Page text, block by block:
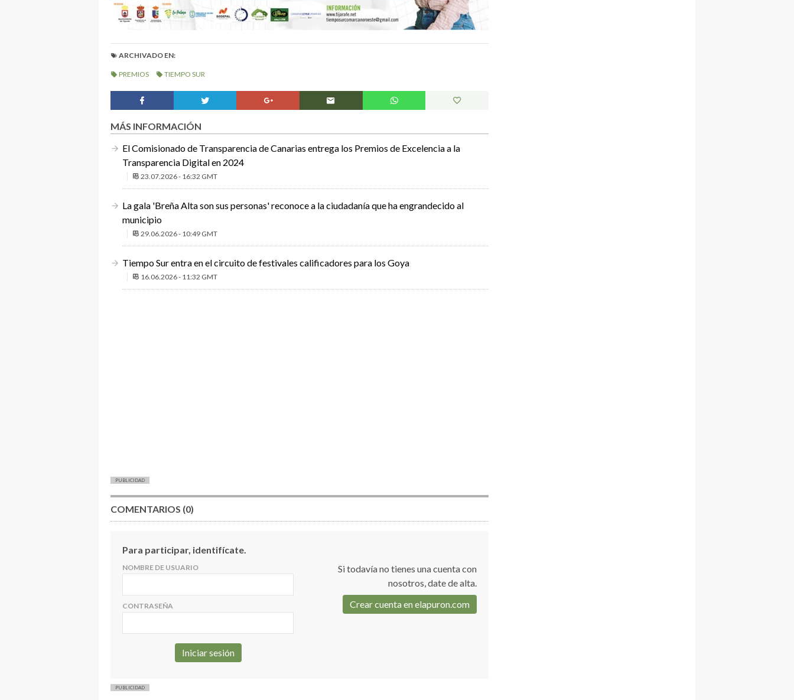
ARCHIVADO EN:
PREMIOS TIEMPO SUR
MÁS INFORMACIÓN
El Comisionado de Transparencia de Canarias entrega los Premios de Excelencia a la
Transparencia Digital en 2024
23.07.2026 - 16:32 GMT
La gala 'Breña Alta son sus personas' reconoce a la ciudadanía que ha engrandecido al
municipio
29.06.2026 - 10:49 GMT
Tiempo Sur entra en el circuito de festivales calificadores para los Goya
16.06.2026 - 11:32 GMT
PUBLICIDAD
COMENTARIOS (0)
Para participar, identifícate.
NOMBRE DE USUARIO
CONTRASEÑA
Si todavía no tienes una cuenta con
nosotros, date de alta.
Crear cuenta en elapuron.com
PUBLICIDAD